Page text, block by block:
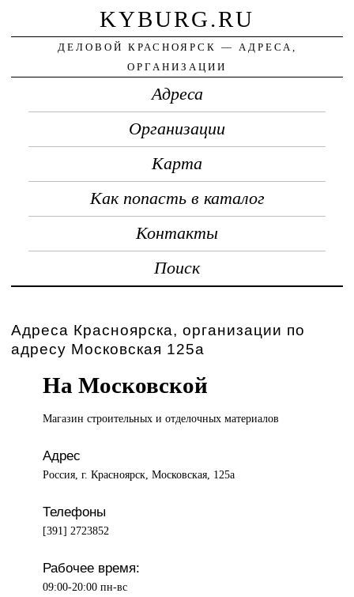
KYBURG.RU
ДЕЛОВОЙ КРАСНОЯРСК — АДРЕСА,
ОРГАНИЗАЦИИ
Адреса
Организации
Карта
Как попасть в каталог
Контакты
Поиск
Адреса Красноярска, организации по
адресу Московская 125а
На Московской
Магазин строительныхи отделочных материалов
Адрес
Россия, г. Красноярск, Московская, 125а
Телефоны
[391] 2723852
Рабочее время:
09:00-20:00 пн-вс